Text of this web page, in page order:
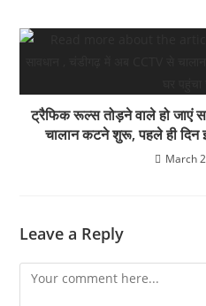
ट्रैफिक रूल्स तोड़ने वाले हो जाएं
चालान कटने शुरू, पहले ही दिन
March
Leave a Reply